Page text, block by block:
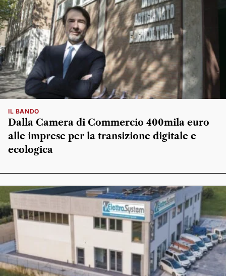
IL BANDO
Dalla Camera di Commercio 400mila euro
alle imprese per la transizione digitale e
ecologica